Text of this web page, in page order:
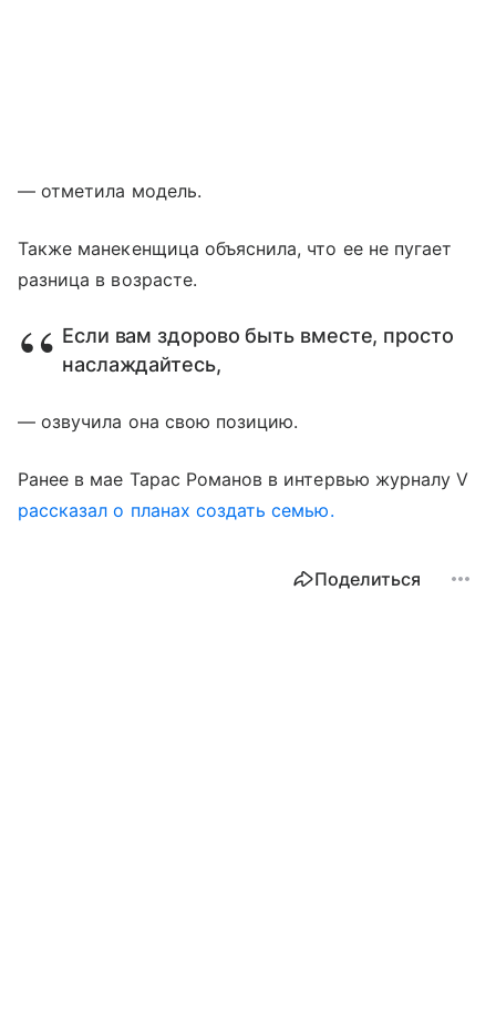
— отметила модель.
Также манекенщица объяснила, что ее не пугает
разница в возрасте.
Если вам здорово быть вместе, просто
наслаждайтесь,
— озвучила она свою позицию.
Ранее в мае Тарас Романов в интервью журналу V
рассказал о планах создать семью.
Поделиться